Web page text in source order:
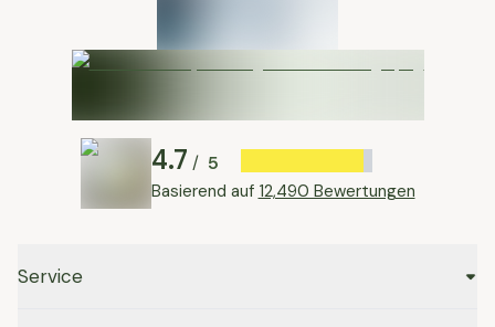
4.7 / 5
Basierend auf 12,490 Bewertungen
Service